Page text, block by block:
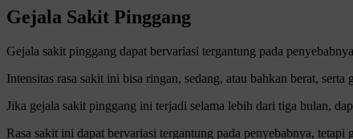
Gejala Sakit Pinggang
Gejala sakit pinggang dapat bervariasi tergantung pada
Intensitas rasa sakit ini bisa ringan, sedang, atau bahkan berat,
Jika gejala sakit pinggang ini terjadi selama lebih dari tiga bulan,
Rasa sakit ini dapat bervariasi tergantung pada penyebabnya,